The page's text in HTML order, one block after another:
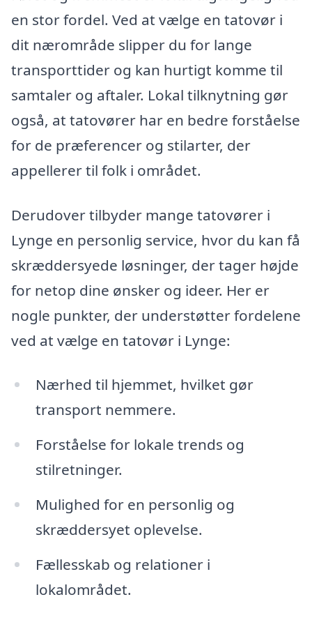
en stor fordel. Ved at vælge en tatovør i
dit nærområde slipper du for lange
transporttider og kan hurtigt komme til
samtaler og aftaler. Lokal tilknytning gør
også, at tatovører har en bedre forståelse
for de præferencer og stilarter, der
appellerer til folk i området.
Derudover tilbyder mange tatovører i
Lynge en personlig service, hvor du kan få
skræddersyede løsninger, der tager højde
for netop dine ønsker og ideer. Her er
nogle punkter, der understøtter fordelene
ved at vælge en tatovør i Lynge:
Nærhed til hjemmet, hvilket gør
transport nemmere.
Forståelse for lokale trends og
stilretninger.
Mulighed for en personlig og
skræddersyet oplevelse.
Fællesskab og relationer i
lokalområdet.